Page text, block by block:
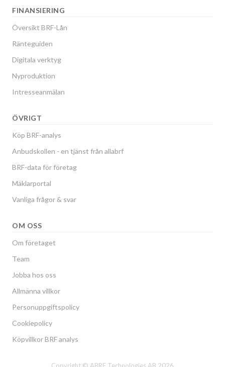
FINANSIERING
Översikt BRF-Lån
Ränteguiden
Digitala verktyg
Nyproduktion
Intresseanmälan
ÖVRIGT
Köp BRF-analys
Anbudskollen - en tjänst från allabrf
BRF-data för företag
Mäklarportal
Vanliga frågor & svar
OM OSS
Om företaget
Team
Jobba hos oss
Allmänna villkor
Personuppgiftspolicy
Cookiepolicy
Köpvillkor BRF analys